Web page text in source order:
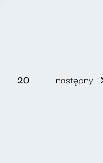
20 następny